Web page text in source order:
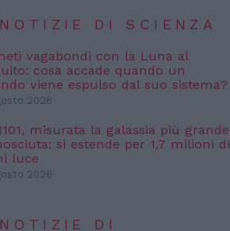
NOTIZIE DI SCIENZA
vagabondi con la Luna al
cosa accade quando un
viene espulso dal suo sistema?
2026
misurata la galassia più grande
si estende per 1,7 milioni di
luce
2026
NOTIZIE DI